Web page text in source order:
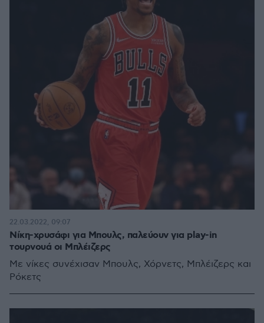
Νίκη-χρυσάφι για Μπουλς, παλεύουν για play-in
τουρνουά οι Μπλέιζερς
Με νίκες συνέχισαν Μπουλς, Χόρνετς, Μπλέιζερς και
Ρόκετς
22.03.2022, 09:07